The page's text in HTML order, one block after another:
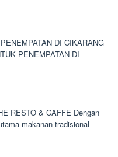
DI CIKARANG
PENEMPATAN DI
RESTO & CAFFE Dengan
makanan tradisional